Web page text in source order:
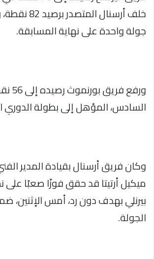
خلف أرسنال
جولة واحدة على نهاية المسابقة.
السادس، المؤهل إلى بطولة الدوري
وكان فريق أرسنال بقيادة المدير
ميكيل أرتيتا قد حقق فوزًا صعبًا على
بيرنلي بهدف دون رد، أمس
الجولة.